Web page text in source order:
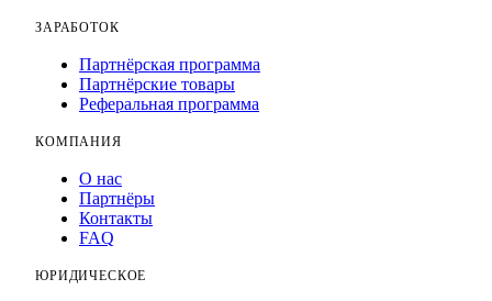
ЗАРАБОТОК
Партнёрская программа
Партнёрские товары
Реферальная программа
КОМПАНИЯ
О нас
Партнёры
Контакты
FAQ
ЮРИДИЧЕСКОЕ